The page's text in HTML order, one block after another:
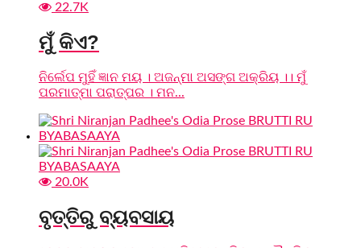
22.7K
ମୁଁ କିଏ?
ନିର୍ଲେପ ମୁହିଁ ଜ୍ଞାନ ମୟ । ଅଜନ୍ମା ଅସଙ୍ଗ ଅକ୍ରିୟ ।। ମୁଁ
ପରମାତ୍ମା ପରାତ୍ପର । ମନ...
20.0K
ବୃତ୍ତିରୁ ବ୍ୟବସାୟ